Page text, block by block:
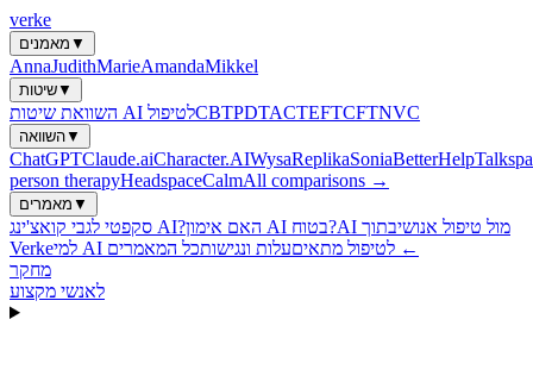
verke
מאמנים ▼
AnnaJudithMarieAmandaMikkel
שיטות▼
השוואת שיטות AI לטיפולCBTPDTACTEFTCFTNVC
השוואה▼
ChatGPTClaude.aiCharacter.AIWysaReplikaSoniaBetterHelp
person therapyHeadspaceCalmAll comparisons →
מאמרים ▼
סקפטי לגבי קואצ'ינג AI? האם אימון AI בטוח? AI מול טיפול אנושיבתוך
Verke
למי AI לטיפול מתאיםעלות ונגישות
כל המאמרים ←
מחקר
לאנשי מקצוע